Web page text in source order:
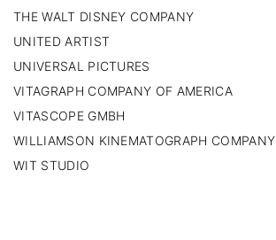
THE WALT DISNEY COMPANY
UNITED ARTIST
UNIVERSAL PICTURES
VITAGRAPH COMPANY OF AMERICA
VITASCOPE GMBH
WILLIAMSON KINEMATOGRAPH COMPANY
WIT STUDIO